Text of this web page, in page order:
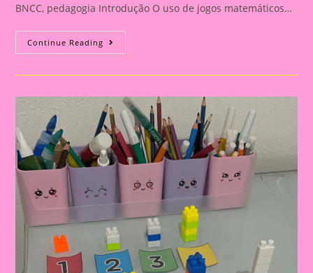
BNCC, pedagogia Introdução O uso de jogos matemáticos…
Continue Reading 30
Jogos
Com
Para
A
Educação
Infantil|
Número
E
Quantidade